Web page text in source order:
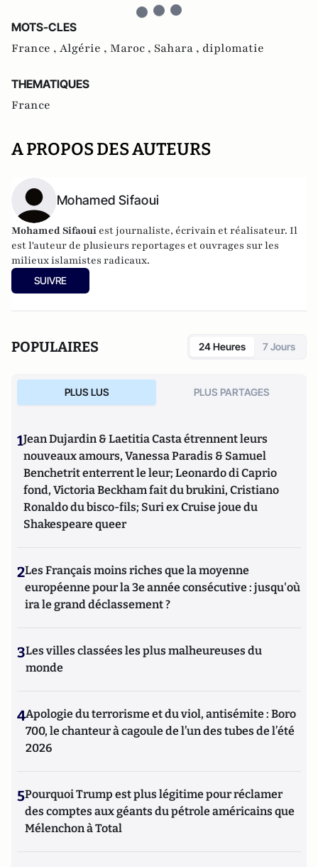
MOTS-CLES
France , Algérie , Maroc , Sahara , diplomatie
THEMATIQUES
France
A PROPOS DES AUTEURS
Mohamed Sifaoui
Mohamed Sifaoui est journaliste, écrivain et réalisateur. Il
est l'auteur de plusieurs reportages et ouvrages sur les
milieux islamistes radicaux.
SUIVRE
POPULAIRES 24 Heures 7 Jours
PLUS LUS PLUS PARTAGES
1Jean Dujardin & Laetitia Casta étrennent leurs
nouveaux amours, Vanessa Paradis & Samuel
Benchetrit enterrent le leur; Leonardo di Caprio
fond, Victoria Beckham fait du brukini, Cristiano
Ronaldo du bisco-fils; Suri ex Cruise joue du
Shakespeare queer
2Les Français moins riches que la moyenne
européenne pour la 3e année consécutive : jusqu'où
ira le grand déclassement ?
3Les villes classées les plus malheureuses du
monde
4Apologie du terrorisme et du viol, antisémite : Boro
700, le chanteur à cagoule de l’un des tubes de l’été
2026
5Pourquoi Trump est plus légitime pour réclamer
des comptes aux géants du pétrole américains que
Mélenchon à Total